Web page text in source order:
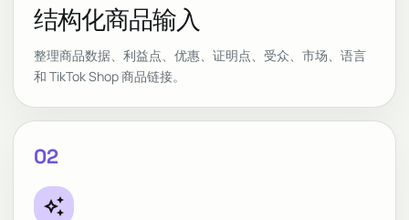
结构化商品输入
整理商品数据、利益点、优惠、证明点、受众、市场、语言
和 TikTok Shop 商品链接。
02
auto_awesome